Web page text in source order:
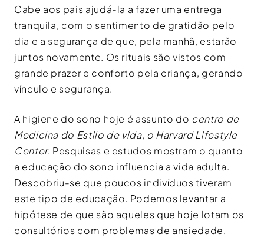
Cabe aos pais ajudá-la a fazer uma entrega
tranquila, com o sentimento de gratidão pelo
dia e a segurança de que, pela manhã, estarão
juntos novamente. Os rituais são vistos com
grande prazer e conforto pela criança, gerando
vínculo e segurança.
A higiene do sono hoje é assunto do centro de
Medicina do Estilo de vida, o Harvard Lifestyle
Center. Pesquisas e estudos mostram o quanto
a educação do sono influencia a vida adulta.
Descobriu-se que poucos indivíduos tiveram
este tipo de educação. Podemos levantar a
hipótese de que são aqueles que hoje lotam os
consultórios com problemas de ansiedade,